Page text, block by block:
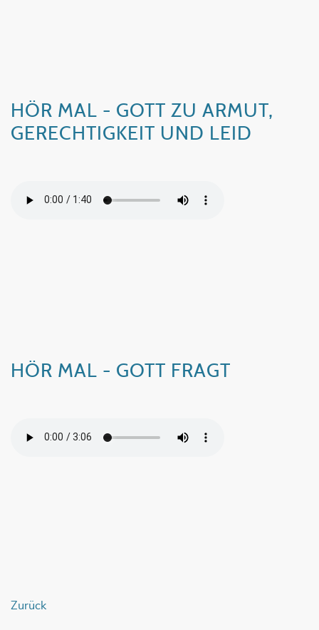
HÖR MAL - GOTT ZU ARMUT,
GERECHTIGKEIT UND LEID
HÖR MAL - GOTT FRAGT
Zurück